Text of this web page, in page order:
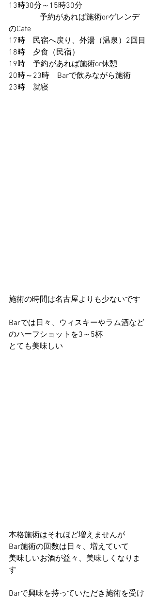
13時30分～15時30分
予約があれば施術orゲレンデ
のCafe
17時　民宿へ戻り、外湯（温泉）2回目
18時　夕食（民宿）
19時　予約があれば施術or休憩
20時～23時　Barで飲みながら施術
23時　就寝
施術の時間は名古屋よりも少ないです
Barでは日々、ウィスキーやラム酒など
のハーフショットを3～5杯
とても美味しい
本格施術はそれほど増えませんが
Bar施術の回数は日々、増えていて
美味しいお酒が益々、美味しくなりま
す
Barで興味を持っていただき施術を受け